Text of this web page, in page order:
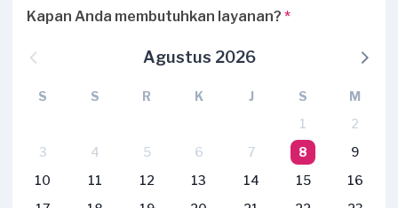
Kapan Anda membutuhkan layanan? *
Agustus 2026
S S R K J S
M
1
2
3
4 5 6 7 8
9
10
11 12 13 14 15
16